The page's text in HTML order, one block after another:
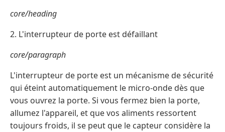
core/heading
2. L'interrupteur de porte est défaillant
core/paragraph
L'interrupteur de porte est un mécanisme de sécurité
qui éteint automatiquement le micro-onde dès que
vous ouvrez la porte. Si vous fermez bien la porte,
allumez l'appareil, et que vos aliments ressortent
toujours froids, il se peut que le capteur considère la